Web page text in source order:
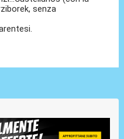
senza